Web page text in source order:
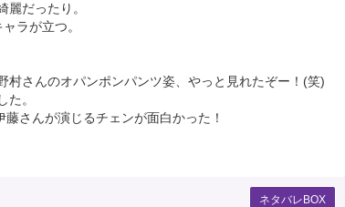
だったり。
ラが立つ。
村さんのオパンポンパンツ姿、やっと見れたぞー！(笑)
。
さんが演じるチェンが面白かった！
ネタバレBOX